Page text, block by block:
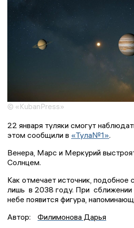
© «KubanPress»
22 января туляки смогут
этом сообщили в «Тула№1».
Венера, Марс и Меркурий
Солнцем.
Как отмечает источник, подобное
лишь в 2038 году. При сближении
небе появится фигура,
Автор:
Филимонова Дарья